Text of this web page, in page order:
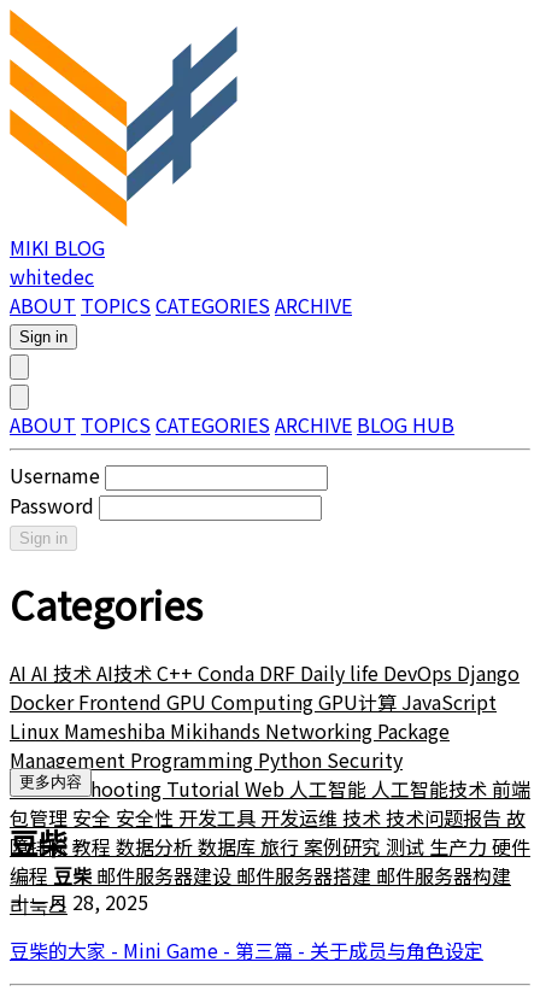
MIKI BLOG
whitedec
ABOUT TOPICSCATEGORIESARCHIVE
Sign in
ABOUT TOPICSCATEGORIESARCHIVE BLOG HUB
Username
Password
Sign in
Categories
AI AI 技术AI技术C++ Conda DRF Daily life DevOps Django
DockerFrontend GPU ComputingGPU计算 JavaScript
Linux Mameshiba Mikihands Networking Package
Management Programming Python Security
Troubleshooting Tutorial Web 人工智能 人工智能技术前端
包管理 安全 安全性 开发工具 开发运维技术技术问题报告 故
障排除教程 数据分析数据库旅行案例研究 测试 生产力 硬件
编程 豆柴 邮件服务器建设 邮件服务器搭建 邮件服务器构建
리눅스
更多内容
豆柴
十一月 28, 2025
豆柴的大家 - Mini Game - 第三篇 - 关于成员与角色设定